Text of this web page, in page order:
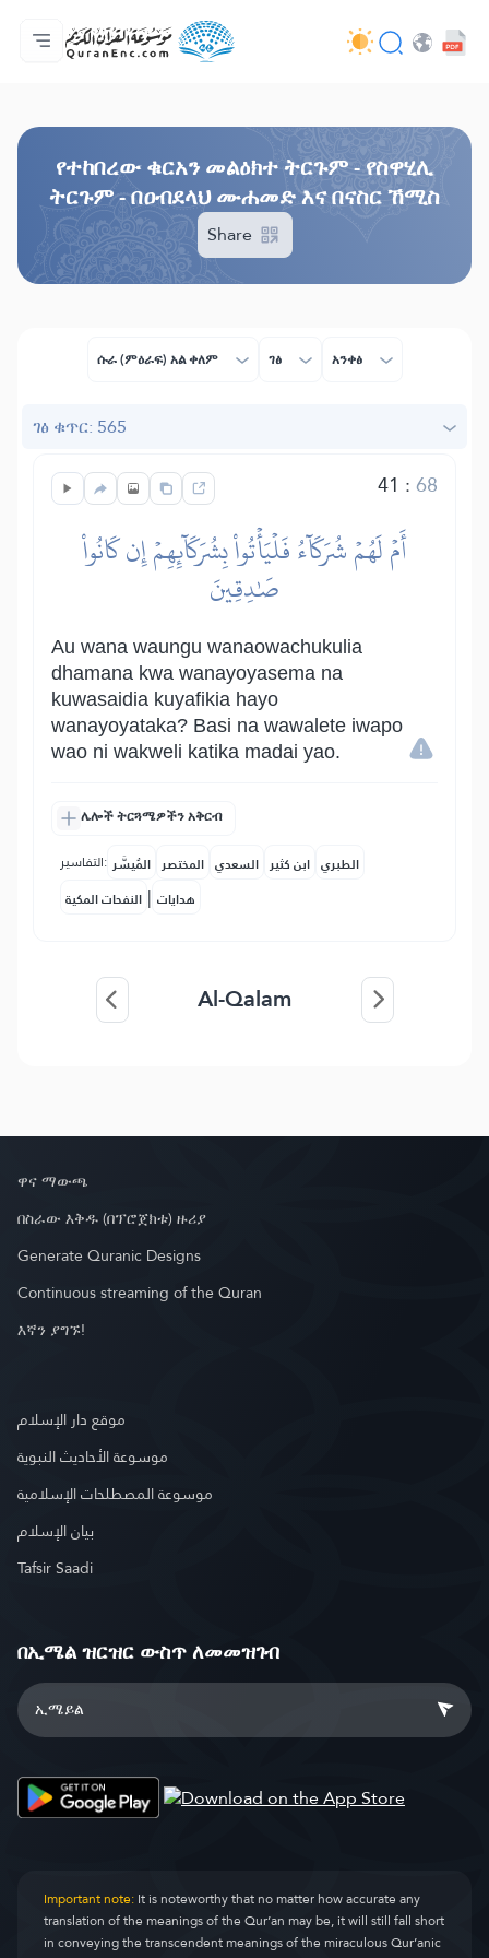
ዋና ማውጫ
የትርጉሞች ማውጫ
Audio
የአዘማኞች አገልግሎቶች - API
በስራው እቅዱ (በፕሮጀክቱ) ዙሪያ
እኛን ያግኙ!
ቋንቋ
የተከበረው ቁርአን መልዕክተ ትርጉም - የስዋሂሊ
ትርጉም - በዐብደላህ ሙሐመድ እና በናስር ኸሚስ
Share
ሱራ (ምዕራፍ) አል ቀለም ገፅ አንቀፅ
ገፅ ቁጥር: 565
41 :68
أَمۡ لَهُمۡ شُرَكَآءُ فَلۡيَأۡتُواْ بِشُرَكَآئِهِمۡ إِن كَانُواْ
صَٰدِقِينَ
Au wana waungu wanaowachukulia
dhamana kwa wanayoyasema na
kuwasaidia kuyafikia hayo
wanayoyataka? Basi na wawalete iwapo
wao ni wakweli katika madai yao.
ሌሎች ትርጓሜዎችን አቅርብ
التفاسير: المُيسَّر المختصر السعدي ابن كثير الطبري
النفحات المكية | هدايات
Al-Qalam
ዋና ማውጫ
በስራው እቅዱ (በፕሮጀክቱ) ዙሪያ
Generate Quranic Designs
Continuous streaming of the Quran
እኛን ያግኙ!
موقع دار الإسلام
موسوعة الأحاديث النبوية
موسوعة المصطلحات الإسلامية
بيان الإسلام
Tafsir Saadi
በኢሜል ዝርዝር ውስጥ ለመመዝገብ
Important note:It is noteworthy that no matter how accurate any
translation of the meanings of the Qur’an may be, it will still fall short
in conveying the transcendent meanings of the miraculous Qur’anic